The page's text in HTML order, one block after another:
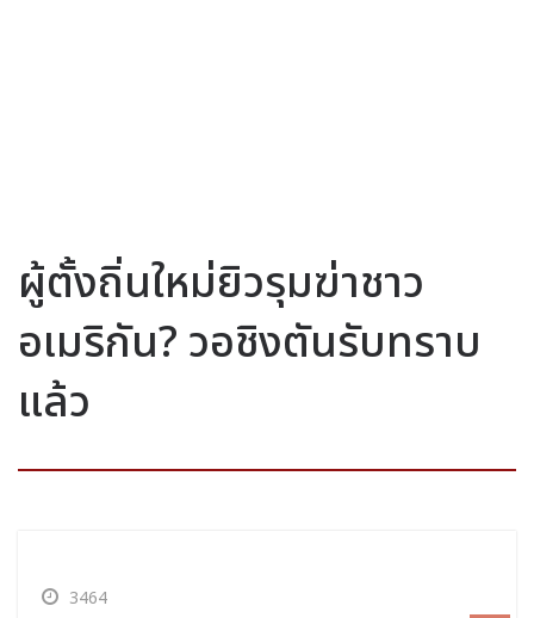
ผู้ตั้งถิ่นใหม่ยิวรุมฆ่าชาว
อเมริกัน? วอชิงตันรับทราบ
แล้ว
3464